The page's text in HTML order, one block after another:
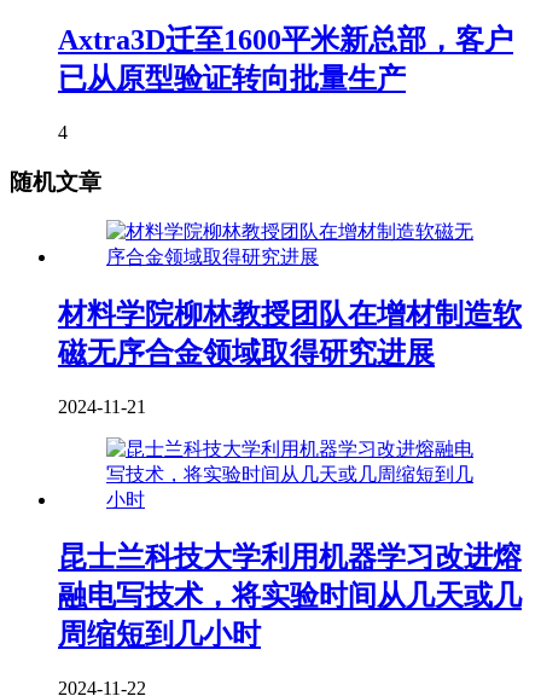
Axtra3D迁至1600平米新总部，客户
已从原型验证转向批量生产
4
随机文章
材料学院柳林教授团队在增材制造软
磁无序合金领域取得研究进展
2024-11-21
昆士兰科技大学利用机器学习改进熔
融电写技术，将实验时间从几天或几
周缩短到几小时
2024-11-22